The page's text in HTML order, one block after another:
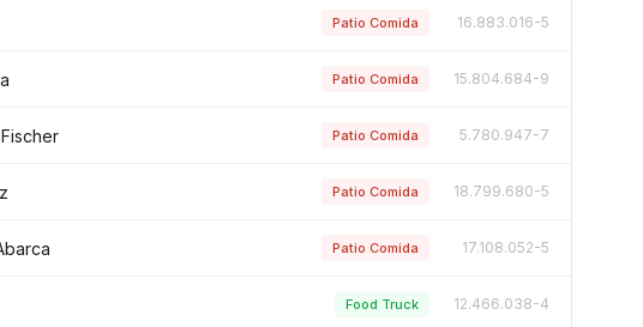
Patio Comida 16.883.016-5
Patio Comida 15.804.684-9
Patio Comida 5.780.947-7
Patio Comida 18.799.680-5
Patio Comida 17.108.052-5
Food Truck 12.466.038-4